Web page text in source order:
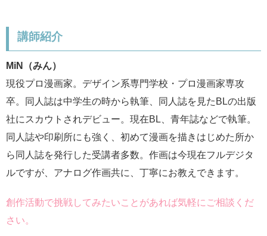
講師紹介
MiN（みん）
現役プロ漫画家。デザイン系専門学校・プロ漫画家専攻
卒。同人誌は中学生の時から執筆、同人誌を見たBLの出版
社にスカウトされデビュー。現在BL、青年誌などで執筆。
同人誌や印刷所にも強く、初めて漫画を描きはじめた所か
ら同人誌を発行した受講者多数。作画は今現在フルデジタ
ルですが、アナログ作画共に、丁寧にお教えできます。
創作活動で挑戦してみたいことがあれば気軽にご相談くだ
さい。